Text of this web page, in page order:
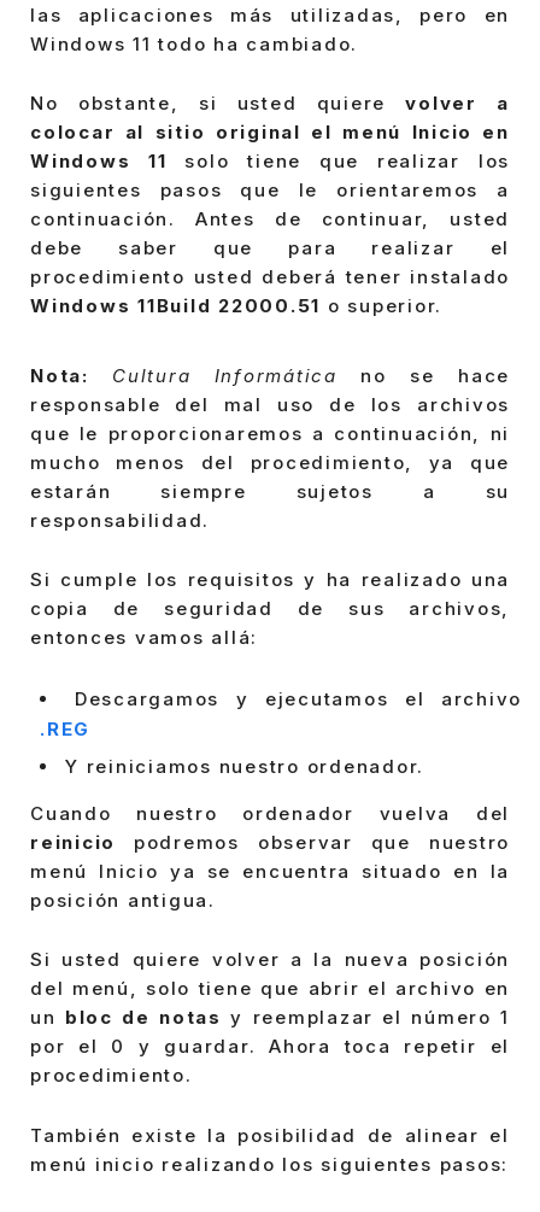
las aplicaciones más utilizadas, pero en
Windows 11 todo ha cambiado.
No obstante, si usted quierevolver a
colocar al sitio original el menú Inicio en
Windows 11 solo tiene que realizar los
siguientes pasos que le orientaremos a
continuación. Antes de continuar, usted
debe saber que para realizar el
procedimiento usted deberá tener instalado
Windows 11Build 22000.51 o superior.
Nota: Cultura Informática
no se hace
responsable del mal uso de los archivos
que le proporcionaremos a continuación, ni
mucho menos del procedimiento, ya que
estarán siempre sujetos a su
responsabilidad.
Si cumple los requisitos y ha realizado una
copia de seguridad de sus archivos,
entonces vamos allá:
Descargamos y ejecutamos el archivo
.REG
Y reiniciamos nuestro ordenador.
Cuando nuestro ordenador vuelva del
reinicio
podremos observar que nuestro
menú Inicio ya se encuentra situado en la
posición antigua.
Si usted quiere volver a la nueva posición
del menú, solo tiene que abrir el archivo en
un bloc de notas y reemplazar el número 1
por el 0 y guardar. Ahora toca repetir el
procedimiento.
También existe la posibilidad de alinear el
menú inicio realizando los siguientes pasos: